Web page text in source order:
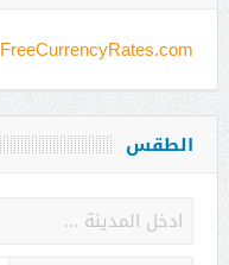
FreeCurrencyRates.com
الطقس